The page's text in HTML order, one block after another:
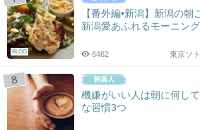
BLOG
【番外編•新潟】新潟の朝
新潟愛あふれるモーニング
東京ソ
6462
機嫌がいい人は朝に何し
な習慣3つ